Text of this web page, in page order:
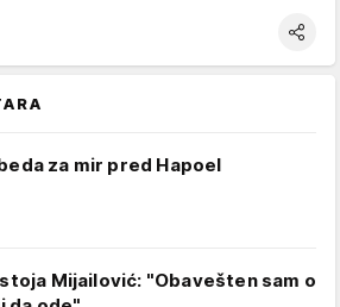
za mir pred Hapoel
Mijailović: "Obavešten sam o